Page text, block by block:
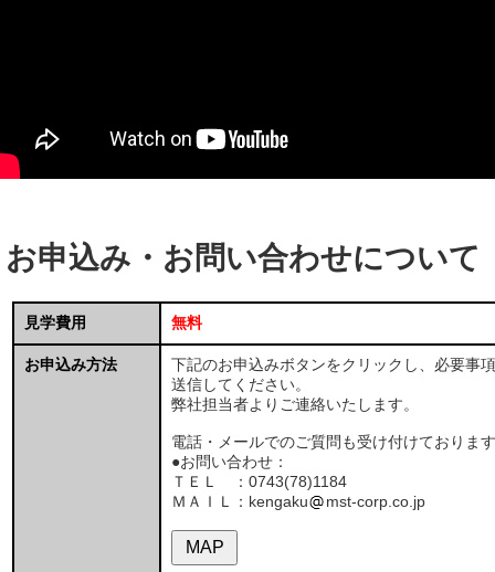
お申込み・お問い合わせについて
見学費用 無料
お申込み方法
下記のお申込みボタンをクリックし、必要事
送信してください。
弊社担当者よりご連絡いたします。
電話・メールでのご質問も受け付けておりま
●お問い合わせ：
ＴＥＬ ：0743(78)1184
ＭＡＩＬ：kengaku
mst-corp.co.jp
MAP